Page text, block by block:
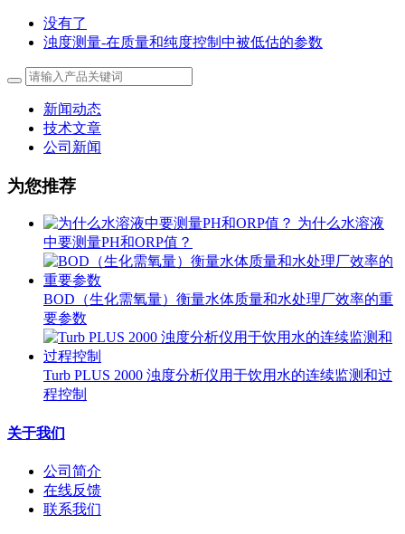
没有了
浊度测量-在质量和纯度控制中被低估的参数
新闻动态
技术文章
公司新闻
为您推荐
为什么水溶液
中要测量PH和ORP值？
BOD（生化需氧量）衡量水体质量和水处理厂效率的重
要参数
Turb PLUS 2000 浊度分析仪用于饮用水的连续监测和过
程控制
关于我们
公司简介
在线反馈
联系我们